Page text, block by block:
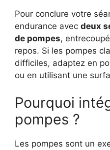
Pour conclure votre
endurance avec deux
de pompes,
repos. Si les pompes
difficiles, adaptez en
ou en utilisant une
Pourquoi
pompes ?
Les pompes sont un